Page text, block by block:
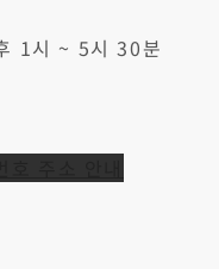
1시 ~ 5시 30분